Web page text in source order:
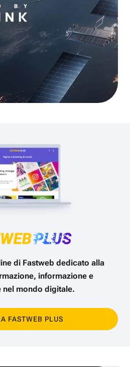
di Fastweb dedicato alla
informazione e
nel mondo digitale.
FASTWEB PLUS